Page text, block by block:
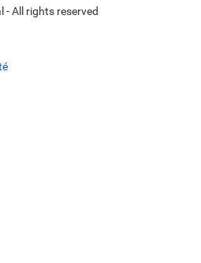
All rights reserved